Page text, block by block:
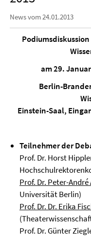
News vom 24.01.2013
am 29.
Berlin-
Einstein-Saal,
Teilnehmer der
Prof. Dr. Horst
Prof. Dr. Peter-André
Universität Berlin)
Prof. Dr. Dr. Erika
Prof. Dr. Günter